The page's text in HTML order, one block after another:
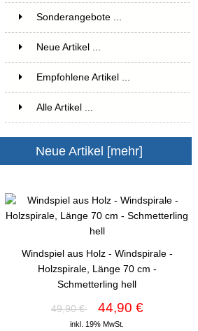
Sonderangebote ...
Neue Artikel ...
Empfohlene Artikel ...
Alle Artikel ...
Neue Artikel [mehr]
Windspiel aus Holz - Windspirale -
Holzspirale, Länge 70 cm -
Schmetterling hell
49,90 € 44,90 €
inkl. 19% MwSt.